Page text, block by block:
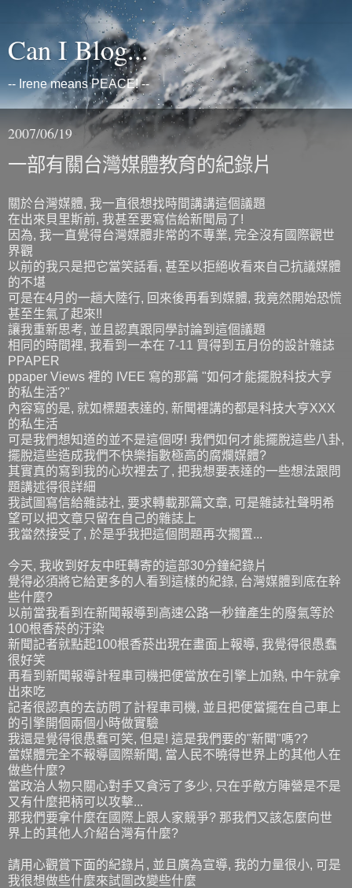
Can I Blog...
-- Irene means PEACE! --
2007/06/19
一部有關台灣媒體教育的紀錄片
關於台灣媒體, 我一直很想找時間講講這個議題
在出來貝里斯前, 我甚至要寫信給新聞局了!
因為, 我一直覺得台灣媒體非常的不專業, 完全沒有國際觀世
界觀
以前的我只是把它當笑話看, 甚至以拒絕收看來自己抗議媒體
的不堪
可是在4月的一趟大陸行, 回來後再看到媒體, 我竟然開始恐慌
甚至生氣了起來!!
讓我重新思考, 並且認真跟同學討論到這個議題
相同的時間裡, 我看到一本在 7-11 買得到五月份的設計雜誌
PPAPER
ppaper Views 裡的 IVEE 寫的那篇 "如何才能擺脫科技大亨
的私生活?"
內容寫的是, 就如標題表達的, 新聞裡講的都是科技大亨XXX
的私生活
可是我們想知道的並不是這個呀! 我們如何才能擺脫這些八卦,
擺脫這些造成我們不快樂指數極高的腐爛媒體?
其實真的寫到我的心坎裡去了, 把我想要表達的一些想法跟問
題講述得很詳細
我試圖寫信給雜誌社, 要求轉載那篇文章, 可是雜誌社聲明希
望可以把文章只留在自己的雜誌上
我當然接受了, 於是乎我把這個問題再次擱置...
今天, 我收到好友中旺轉寄的這部30分鐘紀錄片
覺得必須將它給更多的人看到這樣的紀錄, 台灣媒體到底在幹
些什麼?
以前當我看到在新聞報導到高速公路一秒鐘產生的廢氣等於
100根香菸的汙染
新聞記者就點起100根香菸出現在畫面上報導, 我覺得很愚蠢
很好笑
再看到新聞報導計程車司機把便當放在引擎上加熱, 中午就拿
出來吃
記者很認真的去訪問了計程車司機, 並且把便當擺在自己車上
的引擎開個兩個小時做實驗
我還是覺得很愚蠢可笑, 但是! 這是我們要的"新聞"嗎??
當媒體完全不報導國際新聞, 當人民不曉得世界上的其他人在
做些什麼?
當政治人物只關心對手又貪污了多少, 只在乎敵方陣營是不是
又有什麼把柄可以攻擊...
那我們要拿什麼在國際上跟人家競爭? 那我們又該怎麼向世
界上的其他人介紹台灣有什麼?
請用心觀賞下面的紀錄片, 並且廣為宣導, 我的力量很小, 可是
我很想做些什麼來試圖改變些什麼